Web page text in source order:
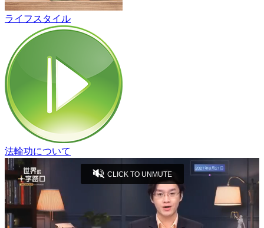
ライフスタイル
法輪功について
CLICK TO UNMUTE